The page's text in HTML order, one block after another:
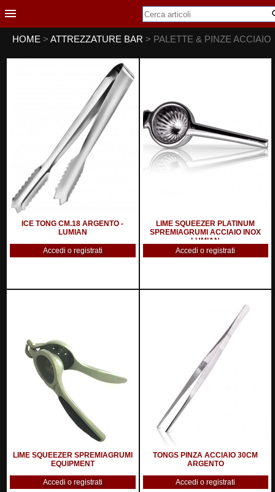
HOME > ATTREZZATURE BAR > PALETTE & PINZE ACCIAIO
ICE TONG CM.18 ARGENTO -
LUMIAN
Accedi o registrati
LIME SQUEEZER PLATINUM
SPREMIAGRUMI ACCIAIO INOX
LUMIAN
Accedi o registrati
LIME SQUEEZER SPREMIAGRUMI
EQUIPMENT
Accedi o registrati
TONGS PINZA ACCIAIO 30CM
ARGENTO
Accedi o registrati